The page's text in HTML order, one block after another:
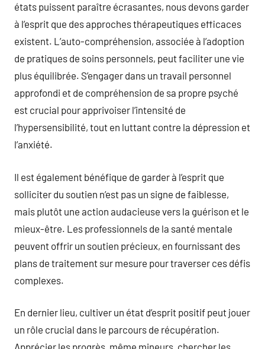
états puissent paraître écrasantes, nous devons garder
à l’esprit que des approches thérapeutiques efficaces
existent. L’auto-compréhension, associée à l’adoption
de pratiques de soins personnels, peut faciliter une vie
plus équilibrée. S’engager dans un travail personnel
approfondi et de compréhension de sa propre psyché
est crucial pour apprivoiser l’intensité de
l’hypersensibilité, tout en luttant contre la dépression et
l’anxiété.
Il est également bénéfique de garder à l’esprit que
solliciter du soutien n’est pas un signe de faiblesse,
mais plutôt une action audacieuse vers la guérison et le
mieux-être. Les professionnels de la santé mentale
peuvent offrir un soutien précieux, en fournissant des
plans de traitement sur mesure pour traverser ces défis
complexes.
En dernier lieu, cultiver un état d’esprit positif peut jouer
un rôle crucial dans le parcours de récupération.
Apprécier les progrès, même mineurs, chercher les